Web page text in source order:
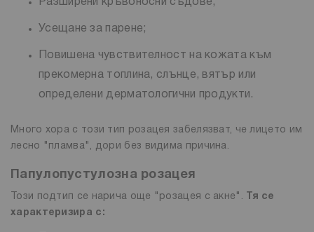
Разширени кръвоносни съдове;
Усещане за парене;
Повишена чувствителност на кожата към
прекомерна топлина, слънце, вятър или
определени дерматологични продукти.
Много хора с този тип розацея забелязват, че лицето им
лесно "пламва", дори без видима причина.
Папулопустулозна розацея
Този подтип се нарича още "розацея с акне".
Тя се
характеризира с: